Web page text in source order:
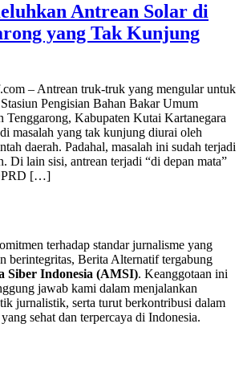
Antrean Solar di
yang Tak Kunjung
– Antrean truk-truk yang mengular untuk
Pengisian Bahan Bakar Umum
Tenggarong, Kabupaten Kutai Kartanegara
masalah yang tak kunjung diurai oleh
daerah. Padahal, masalah ini sudah terjadi
Di lain sisi, antrean terjadi “di depan mata”
[…]
terhadap standar jurnalisme yang
berintegritas, Berita Alternatif tergabung
Siber Indonesia (AMSI). Keanggotaan ini
jawab kami dalam menjalankan
jurnalistik, serta turut berkontribusi dalam
sehat dan terpercaya di Indonesia.